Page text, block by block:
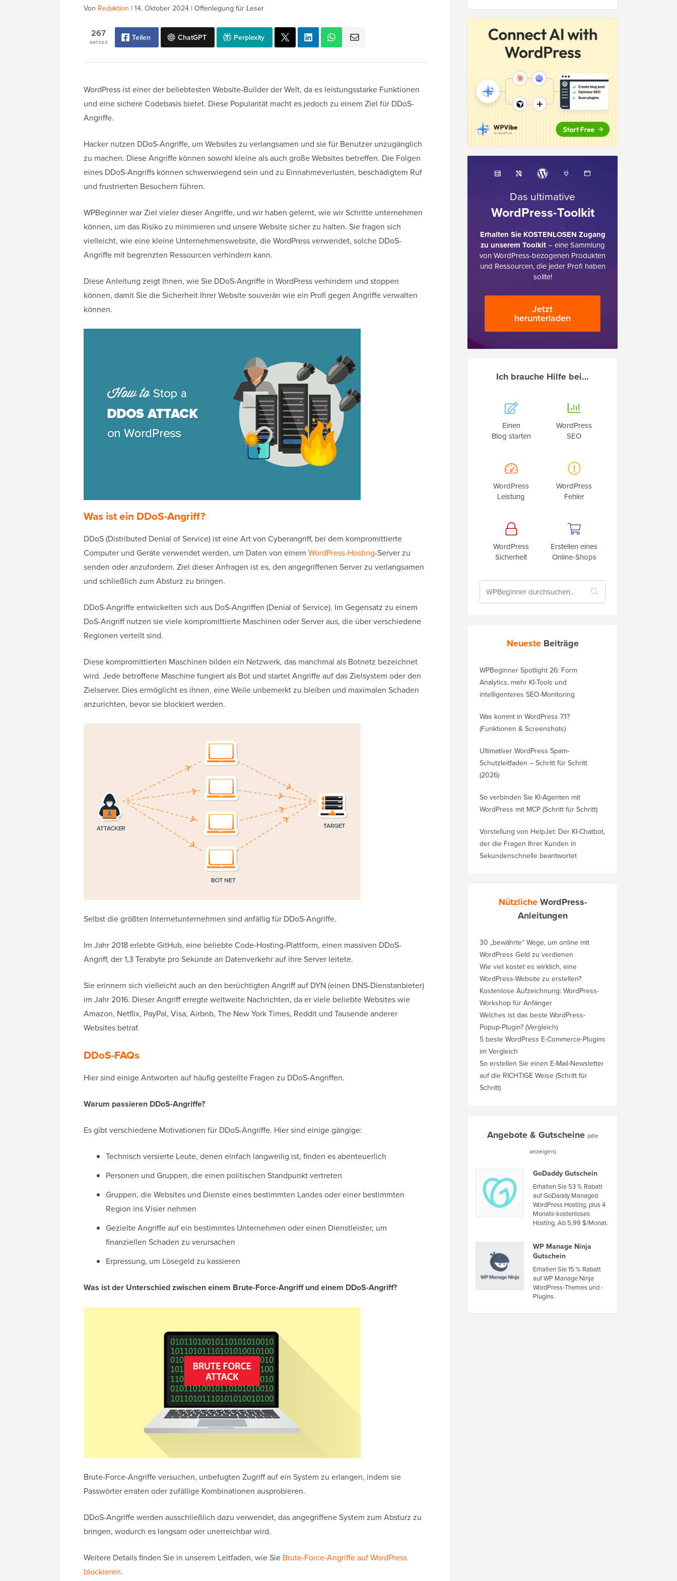
Von Redaktion | 14. Oktober 2024 | Offenlegung für Leser
ANTEILE
267 Teilen ChatGPT Perplexity
WordPress ist einer der beliebtesten Website-Builder der Welt, da es leistungsstarke Funktionen
und eine sichere Codebasis bietet. Diese Popularität macht es jedoch zu einem Ziel für DDoS-
Angriffe.
Hacker nutzen DDoS-Angriffe, um Websites zu verlangsamen und sie für Benutzer unzugänglich
zu machen. Diese Angriffe können sowohl kleine als auch große Websites betreffen. Die Folgen
eines DDoS-Angriffs können schwerwiegend sein und zu Einnahmeverlusten, beschädigtem Ruf
und frustrierten Besuchern führen.
WPBeginner war Ziel vieler dieser Angriffe, und wir haben gelernt, wie wir Schritte unternehmen
können, um das Risiko zu minimieren und unsere Website sicher zu halten. Sie fragen sich
vielleicht, wie eine kleine Unternehmenswebsite, die WordPress verwendet, solche DDoS-
Angriffe mit begrenzten Ressourcen verhindern kann.
Diese Anleitung zeigt Ihnen, wie Sie DDoS-Angriffe in WordPress verhindern und stoppen
können, damit Sie die Sicherheit Ihrer Website souverän wie ein Profi gegen Angriffe verwalten
können.
Was ist ein DDoS-Angriff?
DDoS (Distributed Denial of Service) ist eine Art von Cyberangriff, bei dem kompromittierte
Computer und Geräte verwendet werden, um Daten von einem WordPress-Hosting-Server zu
senden oder anzufordern. Ziel dieser Anfragen ist es, den angegriffenen Server zu verlangsamen
und schließlich zum Absturz zu bringen.
DDoS-Angriffe entwickelten sich aus DoS-Angriffen (Denial of Service). Im Gegensatz zu einem
DoS-Angriff nutzen sie viele kompromittierte Maschinen oder Server aus, die über verschiedene
Regionen verteilt sind.
Diese kompromittierten Maschinen bilden ein Netzwerk, das manchmal als Botnetz bezeichnet
wird. Jede betroffene Maschine fungiert als Bot und startet Angriffe auf das Zielsystem oder den
Zielserver. Dies ermöglicht es ihnen, eine Weile unbemerkt zu bleiben und maximalen Schaden
anzurichten, bevor sie blockiert werden.
Selbst die größten Internetunternehmen sind anfällig für DDoS-Angriffe.
Im Jahr 2018 erlebte GitHub, eine beliebte Code-Hosting-Plattform, einen massiven DDoS-
Angriff, der 1,3 Terabyte pro Sekunde an Datenverkehr auf ihre Server leitete.
Sie erinnern sich vielleicht auch an den berüchtigten Angriff auf DYN (einen DNS-Dienstanbieter)
im Jahr 2016. Dieser Angriff erregte weltweite Nachrichten, da er viele beliebte Websites wie
Amazon, Netflix, PayPal, Visa, Airbnb, The New York Times, Reddit und Tausende anderer
Websites betraf.
DDoS-FAQs
Hier sind einige Antworten auf häufig gestellte Fragen zu DDoS-Angriffen.
Warum passieren DDoS-Angriffe?
Es gibt verschiedene Motivationen für DDoS-Angriffe. Hier sind einige gängige:
Technisch versierte Leute, denen einfach langweilig ist, finden es abenteuerlich
Personen und Gruppen, die einen politischen Standpunkt vertreten
Gruppen, die Websites und Dienste eines bestimmten Landes oder einer bestimmten
Region ins Visier nehmen
Gezielte Angriffe auf ein bestimmtes Unternehmen oder einen Dienstleister, um
finanziellen Schaden zu verursachen
Erpressung, um Lösegeld zu kassieren
Was ist der Unterschied zwischen einem Brute-Force-Angriff und einem DDoS-Angriff?
Brute-Force-Angriffe versuchen, unbefugten Zugriff auf ein System zu erlangen, indem sie
Passwörter erraten oder zufällige Kombinationen ausprobieren.
DDoS-Angriffe werden ausschließlich dazu verwendet, das angegriffene System zum Absturz zu
bringen, wodurch es langsam oder unerreichbar wird.
Weitere Details finden Sie in unserem Leitfaden, wie Sie Brute-Force-Angriffe auf WordPress
blockieren.
Das ultimative
WordPress-Toolkit
Erhalten Sie KOSTENLOSEN Zugang
zu unserem Toolkit– eine Sammlung
von WordPress-bezogenen Produkten
und Ressourcen, die jeder Profi haben
sollte!
Jetzt
herunterladen
Ich brauche Hilfe bei…
Einen
Blog starten
WordPress
SEO
WordPress
Leistung
WordPress
Fehler
WordPress
Sicherheit
Erstellen eines
Online-Shops
Neueste Beiträge
WPBeginner Spotlight 26: Form
Analytics, mehr KI-Tools und
intelligenteres SEO-Monitoring
Was kommt in WordPress 7.1?
(Funktionen & Screenshots)
Ultimativer WordPress Spam-
Schutzleitfaden – Schritt für Schritt
(2026)
So verbinden Sie KI-Agenten mit
WordPress mit MCP (Schritt für Schritt)
Vorstellung von HelpJet: Der KI-Chatbot,
der die Fragen Ihrer Kunden in
Sekundenschnelle beantwortet
NützlicheWordPress-
Anleitungen
30 „bewährte“ Wege, um online mit
WordPress Geld zu verdienen
Wie viel kostet es wirklich, eine
WordPress-Website zu erstellen?
Kostenlose Aufzeichnung: WordPress-
Workshop für Anfänger
Welches ist das beste WordPress-
Popup-Plugin? (Vergleich)
5 beste WordPress E-Commerce-Plugins
im Vergleich
So erstellen Sie einen E-Mail-Newsletter
auf die RICHTIGE Weise (Schritt für
Schritt)
Angebote & Gutscheine (alle
anzeigen)
GoDaddy Gutschein
Erhalten Sie 53 % Rabatt
auf GoDaddy Managed
WordPress Hosting, plus 4
Monate kostenloses
Hosting. Ab 5,99 $/Monat.
WP Manage Ninja
Gutschein
Erhalten Sie 15 % Rabatt
auf WP Manage Ninja
WordPress-Themes und -
Plugins.